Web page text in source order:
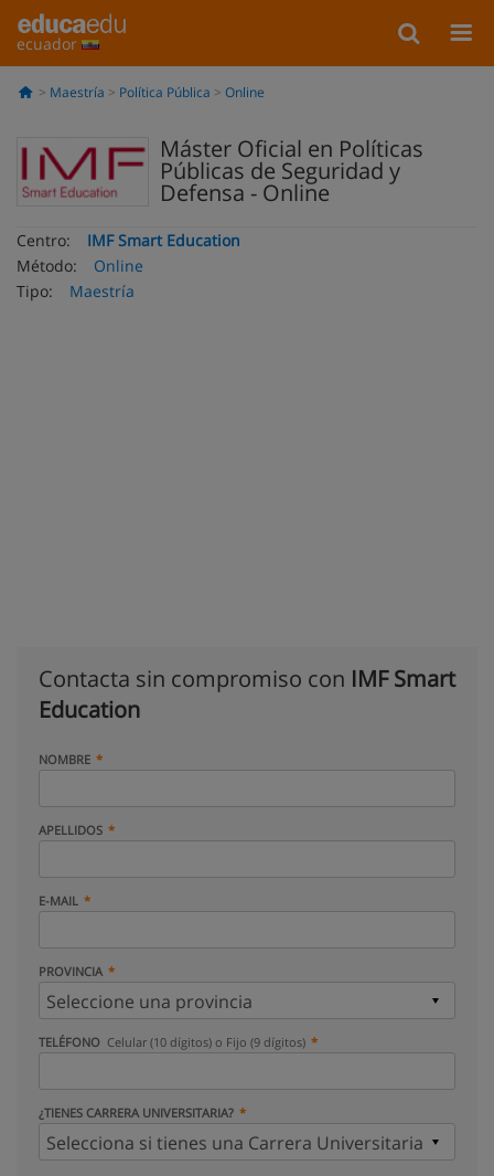
ecuador
Maestría Política Pública Online
Máster Oficial en Políticas
Públicas de Seguridad y
Defensa - Online
Centro:
IMF Smart Education
Método:
Online
Tipo:
Maestría
Contacta sin compromiso con IMF Smart
Education
NOMBRE
APELLIDOS
E-MAIL
PROVINCIA
TELÉFONO Celular (10 dígitos) o Fijo (9 dígitos)
¿TIENES CARRERA UNIVERSITARIA?